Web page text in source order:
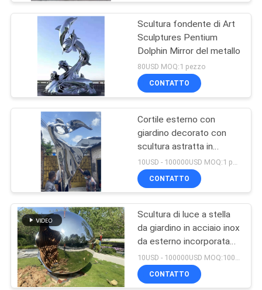
Scultura fondente di Art
Sculptures Pentium
Dolphin Mirror del metallo
80USD MOQ:1 pezzo
CONTATTO
Cortile esterno con
giardino decorato con
scultura astratta in
acciaio inossidabile che
balla
10USD - 100000USD MOQ:1 pezzo
CONTATTO
Scultura di luce a stella
da giardino in acciaio inox
da esterno incorporata
con luci a LED con cambi
di luce
10USD - 100000USD MOQ:100 pezzi
CONTATTO